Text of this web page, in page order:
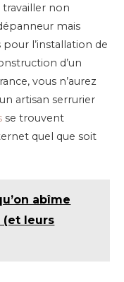
travailler non
mais
l’installation de
d’un
vous n’aurez
artisan serrurier
se trouvent
quel que soit
abîme
(et leurs